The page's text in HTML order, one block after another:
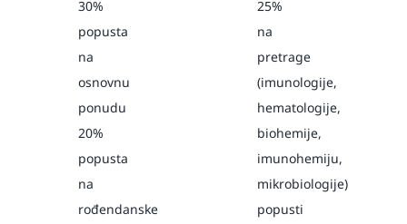
30%
popusta
na
osnovnu
ponudu
20%
popusta
na
rođendanske
25%
na
pretrage
(imunologije,
hematologije,
biohemije,
imunohemiju,
mikrobiologije)
popusti